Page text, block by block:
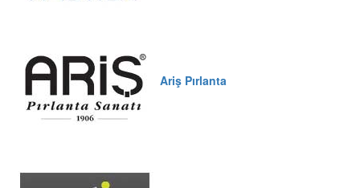
Ariş Pırlanta